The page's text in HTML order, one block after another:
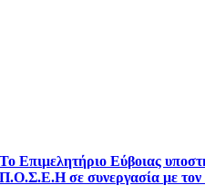
Το Επιμελητήριο Εύβοιας
Π.Ο.Σ.Ε.Η σε συνεργασία με